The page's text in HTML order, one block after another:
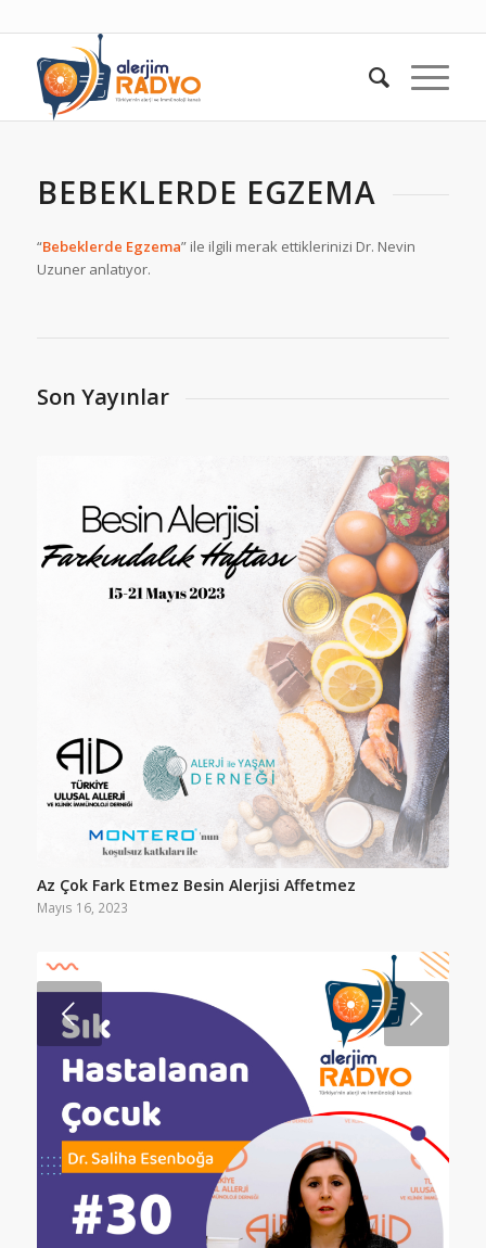
BEBEKLERDE EGZEMA
“Bebeklerde Egzema” ile ilgili merak ettiklerinizi Dr. Nevin
Uzuner anlatıyor.
Son Yayınlar
Az Çok Fark Etmez Besin Alerjisi Affetmez
Mayıs 16, 2023
Sonraki